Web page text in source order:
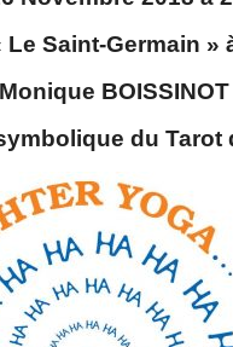
Le Saint-Germain »
BOISSINOT
du Tarot